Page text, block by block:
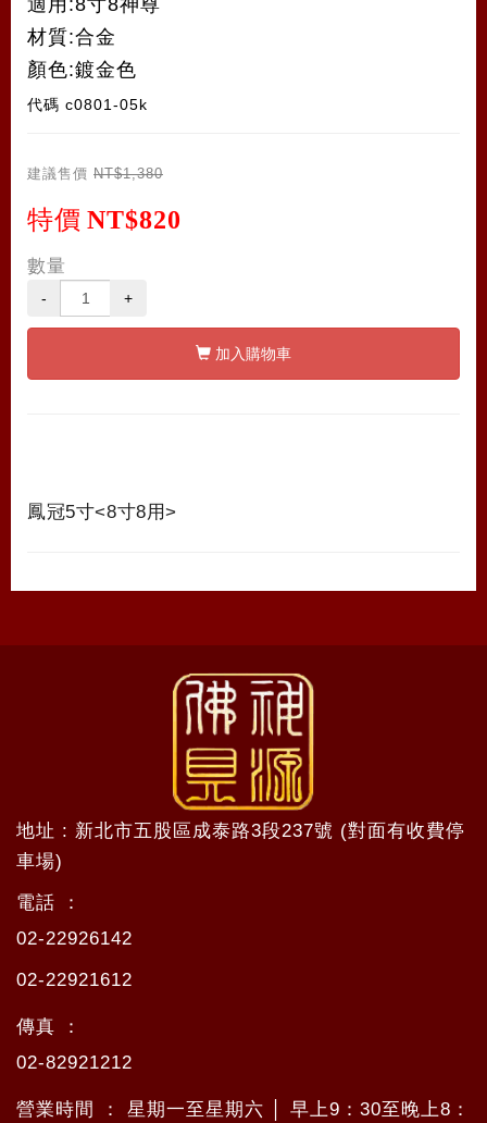
適用:8寸8神尊
材質:合金
顏色:鍍金色
代碼 c0801-05k
建議售價 NT$1,380
特價 NT$820
數量
- +
加入購物車
鳳冠5寸<8寸8用>
地址 : 新北市五股區成泰路3段237號 (對面有收費停
車場)
電話 ：
02-22926142
02-22921612
傳真 ：
02-82921212
營業時間 ： 星期一至星期六 │ 早上9：30至晚上8：